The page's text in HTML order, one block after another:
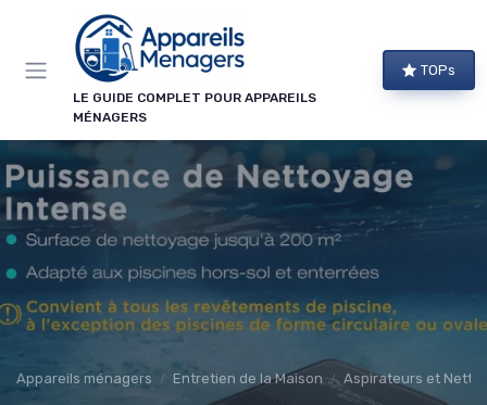
LE GUIDE COMPLET POUR APPAREILS
MÉNAGERS
TOPs
Appareils ménagers Entretien de la Maison Aspirateurs et
×
NEWSLETTER APPAREILS MÉNAGERS
Ne ratez aucun bon plan !
Guides d'achat, comparatifs exclusifs et alertes
promos sur les meilleurs appareils : recevez le
meilleur directement dans votre boîte mail.
Alertes promos Comparatifs
Guides d'achat Tendances
Panneau de gestion des cookies